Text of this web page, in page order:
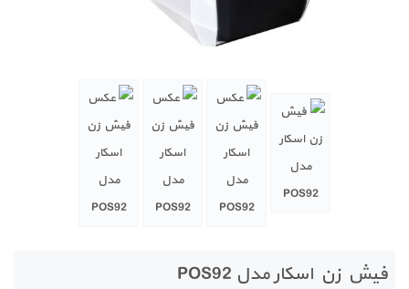
فیش زن اسکار مدل POS92